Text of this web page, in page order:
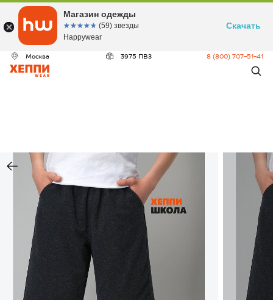
Москва 3975 ПВЗ 8 (800) 707-51-41
Магазин одежды
☆☆☆☆☆
★★★★★ (59) звезды
Happywear
Скачать